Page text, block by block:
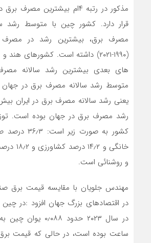
مذکور در رتبه ۴ام بیشترین
مصرف برق، بیشترین رشد در مصرف
(۱۹۹۰-۲۰۲۱) داشته است. کشورهای
های بعدی بیشترین رشد سالانه مصرف
رشد مصرف برق در جهان بوده است.
خانگی و
و روشنائی است.
مهندس جلویان با مقایسه قیمت برق
در اقتصادهای بزرگ جهان افزود :در
در سال ۲۰۲۳ حدود
ساعت بوده است، در حالی که قیمت